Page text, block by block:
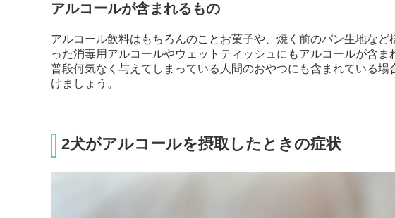
アルコールが含まれるもの
アルコール飲料はもちろんのことお菓子や、焼く前のパン生地な
った消毒用アルコールやウェットティッシュにもアルコールが含ま
普段何気なく与えてしまっている人間のおやつにも含まれている
けましょう。
2犬がアルコールを摂取したときの症状